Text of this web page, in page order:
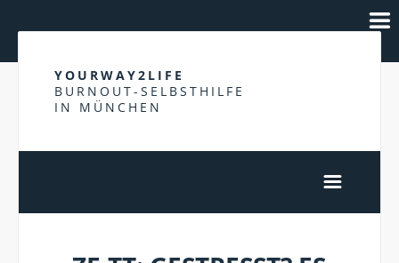
YOURWAY2LIFE
BURNOUT-SELBSTHILFE
IN MÜNCHEN